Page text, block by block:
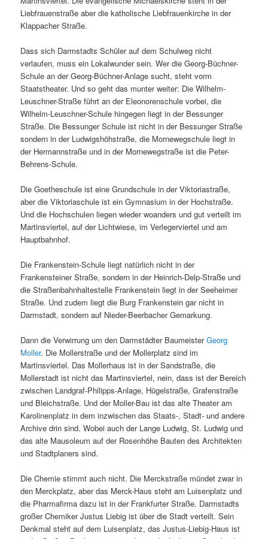
Liebfrauenstraße aber die katholische Liebfrauenkirche in der
Klappacher Straße.
Dass sich Darmstadts Schüler auf dem Schulweg nicht
verlaufen, muss ein Lokalwunder sein. Wer die Georg-Büchner-
Schule an der Georg-Büchner-Anlage sucht, steht vorm
Staatstheater. Und so geht das munter weiter: Die Wilhelm-
Leuschner-Straße führt an der Eleonorenschule vorbei, die
Wilhelm-Leuschner-Schule hingegen liegt in der Bessunger
Straße. Die Bessunger Schule ist nicht in der Bessunger Straße
sondern in der Ludwigshöhstraße, die Mornewegschule liegt in
der Hermannstraße und in der Mornewegstraße ist die Peter-
Behrens-Schule.
Die Goetheschule ist eine Grundschule in der Viktoriastraße,
aber die Viktoriaschule ist ein Gymnasium in der Hochstraße.
Und die Hochschulen liegen wieder woanders und gut verteilt im
Martinsviertel, auf der Lichtwiese, im Verlegerviertel und am
Hauptbahnhof.
Die Frankenstein-Schule liegt natürlich nicht in der
Frankensteiner Straße, sondern in der Heinrich-Delp-Straße und
die Straßenbahnhaltestelle Frankenstein liegt in der Seeheimer
Straße. Und zudem liegt die Burg Frankenstein gar nicht in
Darmstadt, sondern auf Nieder-Beerbacher Gemarkung.
Dann die Verwirrung um den Darmstädter BaumeisterGeorg
Moller. Die Mollerstraße und der Mollerplatz sind im
Martinsviertel. Das Mollerhaus ist in der Sandstraße, die
Mollerstadt ist nicht das Martinsviertel, nein, dass ist der Bereich
zwischen Landgraf-Philipps-Anlage, Hügelstraße, Grafenstraße
und Bleichstraße. Und der Moller-Bau ist das alte Theater am
Karolinenplatz in dem inzwischen das Staats-, Stadt- und andere
Archive drin sind. Wobei auch der Lange Ludwig, St. Ludwig und
das alte Mausoleum auf der Rosenhöhe Bauten des Architekten
und Stadtplaners sind.
Die Chemie stimmt auch nicht. Die Merckstraße mündet zwar in
den Merckplatz, aber das Merck-Haus steht am Luisenplatz und
die Pharmafirma dazu ist in der Frankfurter Straße. Darmstadts
großer Chemiker Justus Liebig ist über die Stadt verteilt. Sein
Denkmal steht auf dem Luisenplatz, das Justus-Liebig-Haus ist